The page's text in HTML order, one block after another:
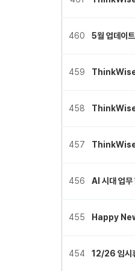
460 5월 업데이
459 ThinkWise
458 ThinkWise
457 ThinkWise
456 AI 시대 업
455 Happy
454 12/26 임시